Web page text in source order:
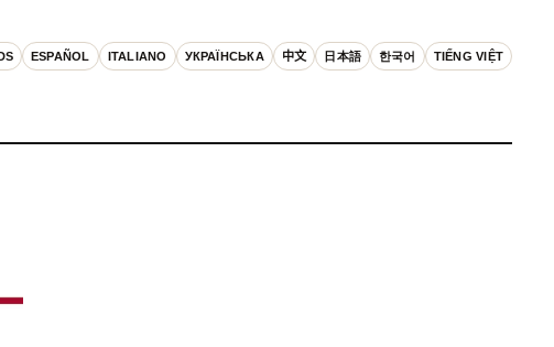
ESPAÑOL ITALIANO УКРАЇНСЬКА 中文 日本語 한국어 TIẾNG VIỆT